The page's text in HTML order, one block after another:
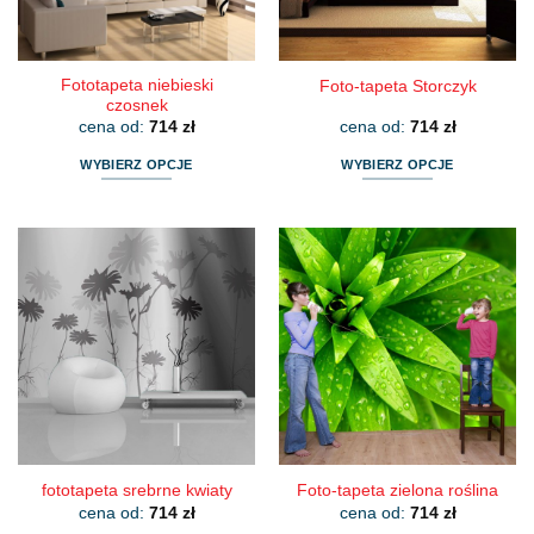
stronie
produktu
stronie
produktu
Fototapeta niebieski
czosnek
cena od: 714 zł
WYBIERZ OPCJE
wiele
wariantów.
Opcje
można
wybrać
na
stronie
produktu
Foto-tapeta Storczyk
cena od: 714 zł
WYBIERZ OPCJE
ma
wiele
wariantów.
Opcje
można
wybrać
na
stronie
produktu
fototapeta srebrne kwiaty
cena od: 714 zł
Foto-tapeta zielona roślina
cena od: 714 zł